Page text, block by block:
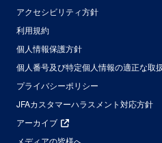
アクセシビリティ方針
利用規約
個人情報保護方針
個人番号及び特定個人情報の適正な取
プライバシーポリシー
JFAカスタマーハラスメント対応方針
アーカイブ